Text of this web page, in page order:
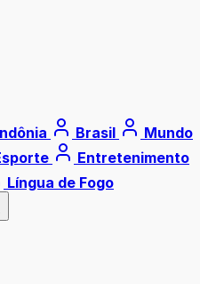
Brasil
Mundo
Entretenimento
Língua de Fogo